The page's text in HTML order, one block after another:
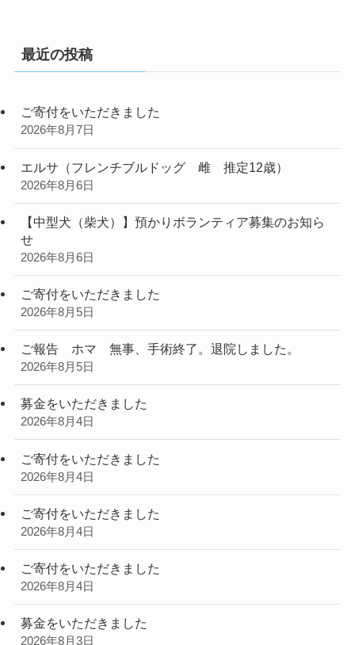
最近の投稿
ご寄付をいただきました
2026年8月7日
エルサ（フレンチブルドッグ 雌 推定12歳）
2026年8月6日
【中型犬（柴犬）】預かりボランティア募集のお知ら
せ
2026年8月6日
ご寄付をいただきました
2026年8月5日
ご報告 ホマ 無事、手術終了。退院しました。
2026年8月5日
募金をいただきました
2026年8月4日
ご寄付をいただきました
2026年8月4日
ご寄付をいただきました
2026年8月4日
ご寄付をいただきました
2026年8月4日
募金をいただきました
2026年8月3日